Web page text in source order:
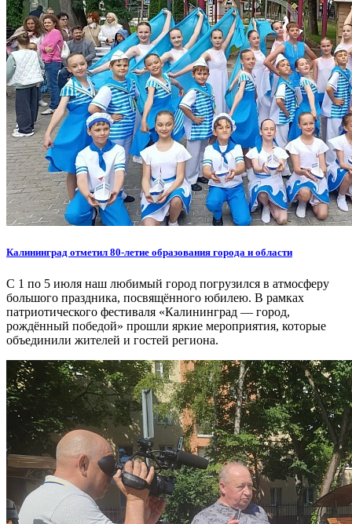
Калининград отметил 80-летие образования города и области
С 1 по 5 июля наш любимый город погрузился в атмосферу
большого праздника, посвящённого юбилею. В рамках
патриотического фестиваля «Калининград — город,
рождённый победой» прошли яркие мероприятия, которые
объединили жителей и гостей региона.